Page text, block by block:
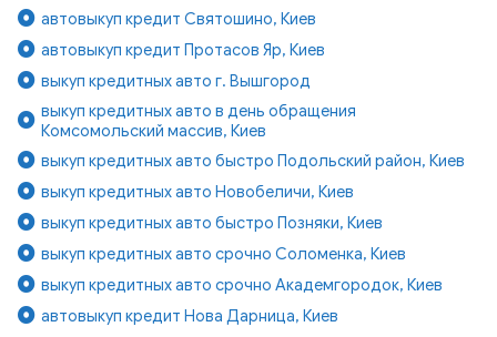
автовыкуп кредит Святошино, Киев
автовыкуп кредит Протасов Яр, Киев
выкуп кредитных авто г. Вышгород
выкуп кредитных авто в день обращения
Комсомольский массив, Киев
выкуп кредитных авто быстро Подольский район, Киев
выкуп кредитных авто Новобеличи, Киев
выкуп кредитных авто быстро Позняки, Киев
выкуп кредитных авто срочно Соломенка, Киев
выкуп кредитных авто срочно Академгородок, Киев
автовыкуп кредит Нова Дарница, Киев